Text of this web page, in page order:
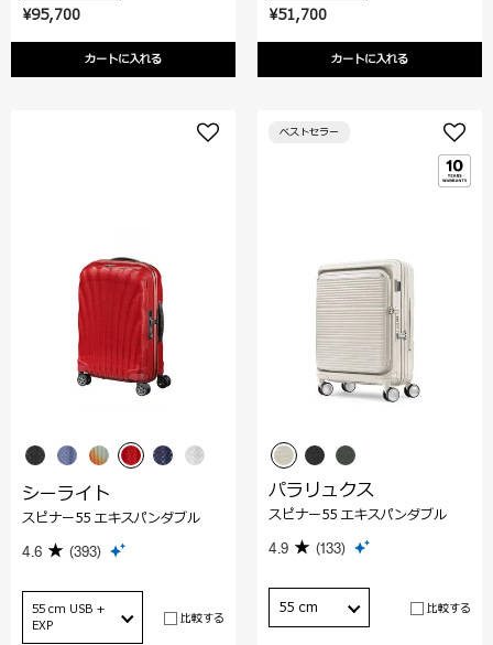
¥95,700
カートに入れる
¥51,700
カートに入れる
シーライト
スピナー55 エキスパンダブル
4.6 (393)
55 cm USB +
EXP
比較する
ベストセラー
パラリュクス
スピナー55 エキスパンダブル
4.9 (133)
55 cm 比較する